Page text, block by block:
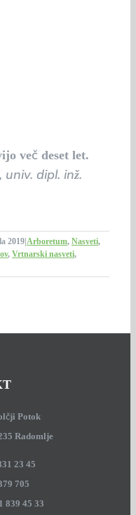
več deset let.
dipl. inž.
2019 Arboretum, Nasveti,
, Vrtnarski nasveti,
Potok
Radomlje
23 45
705
839 45 33